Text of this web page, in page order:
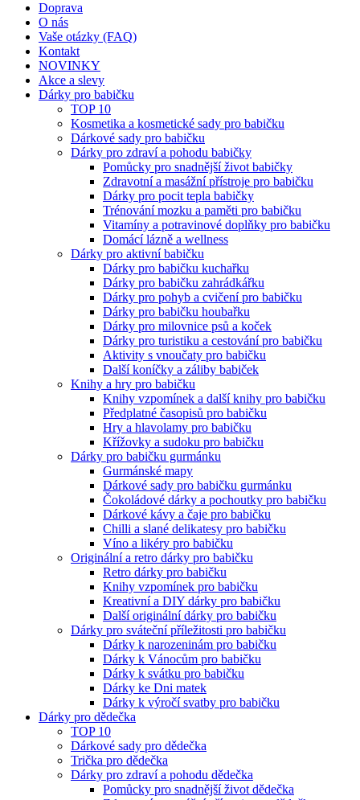
Doprava
O nás
Vaše otázky (FAQ)
Kontakt
NOVINKY
Akce a slevy
Dárky pro babičku
TOP 10
Kosmetika a kosmetické sady pro babičku
Dárkové sady pro babičku
Dárky pro zdraví a pohodu babičky
Pomůcky pro snadnější život babičky
Zdravotní a masážní přístroje pro babičku
Dárky pro pocit tepla babičky
Trénování mozku a paměti pro babičku
Vitamíny a potravinové doplňky pro babičku
Domácí lázně a wellness
Dárky pro aktivní babičku
Dárky pro babičku kuchařku
Dárky pro babičku zahrádkářku
Dárky pro pohyb a cvičení pro babičku
Dárky pro babičku houbařku
Dárky pro milovnice psů a koček
Dárky pro turistiku a cestování pro babičku
Aktivity s vnoučaty pro babičku
Další koníčky a záliby babiček
Knihy a hry pro babičku
Knihy vzpomínek a další knihy pro babičku
Předplatné časopisů pro babičku
Hry a hlavolamy pro babičku
Křížovky a sudoku pro babičku
Dárky pro babičku gurmánku
Gurmánské mapy
Dárkové sady pro babičku gurmánku
Čokoládové dárky a pochoutky pro babičku
Dárkové kávy a čaje pro babičku
Chilli a slané delikatesy pro babičku
Víno a likéry pro babičku
Originální a retro dárky pro babičku
Retro dárky pro babičku
Knihy vzpomínek pro babičku
Kreativní a DIY dárky pro babičku
Další originální dárky pro babičku
Dárky pro sváteční příležitosti pro babičku
Dárky k narozeninám pro babičku
Dárky k Vánocům pro babičku
Dárky k svátku pro babičku
Dárky ke Dni matek
Dárky k výročí svatby pro babičku
Dárky pro dědečka
TOP 10
Dárkové sady pro dědečka
Trička pro dědečka
Dárky pro zdraví a pohodu dědečka
Pomůcky pro snadnější život dědečka